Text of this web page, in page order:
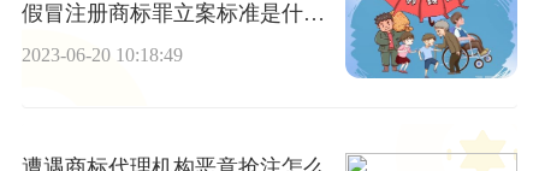
假冒注册商标罪立案标准是什
么？-环球微资讯
2023-06-20 10:18:49